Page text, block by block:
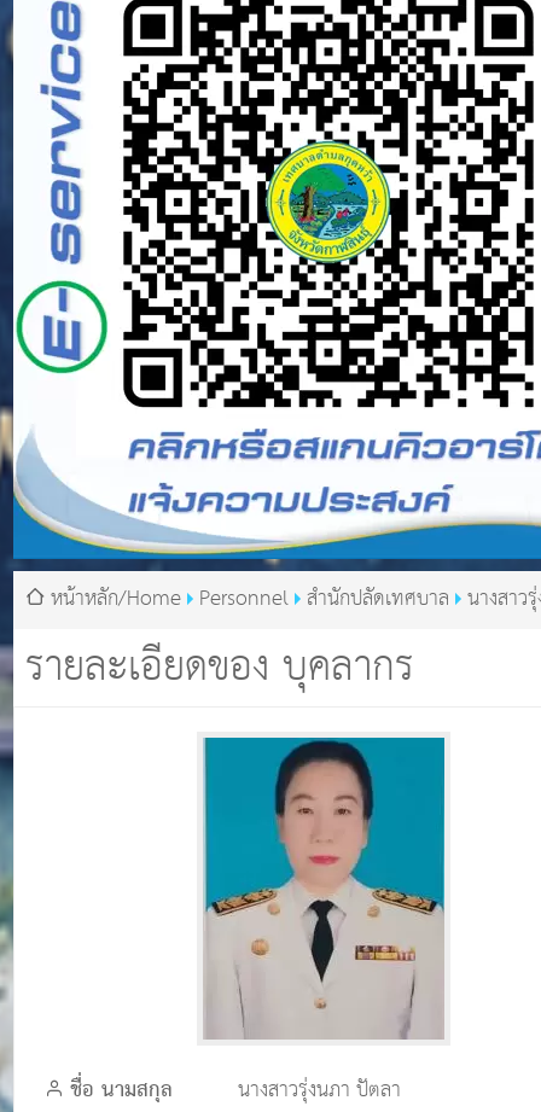
รายละเอียดของ บุคลากร
หน้าหลัก/Home Personnel สำนักปลัดเทศบาล นางสาว
ชื่อ นามสกุล นางสาวรุ่งนภา ปัตลา